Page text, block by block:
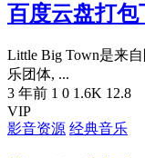
百度云盘打包
Little Big Town是来
乐团体, ...
3 年前 1 0 1.6K 12.8
VIP
影音资源 经典音乐